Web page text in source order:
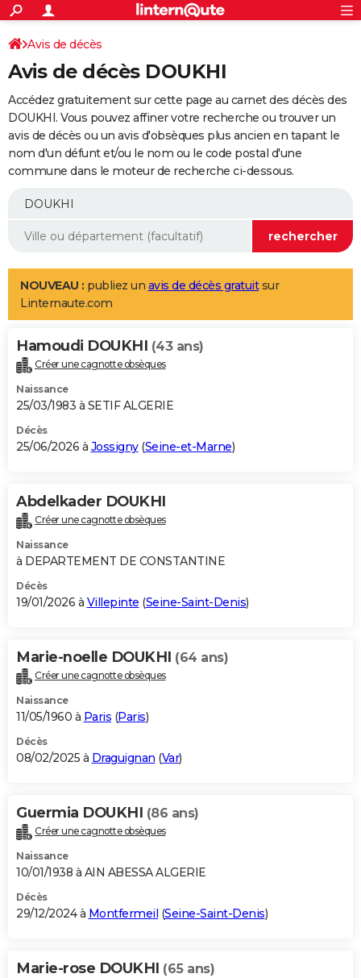
ACTUALITÉS
Politique
Société
Faits Divers
Education
Monde
Villes
+
SPORT
Coupe du monde 2026
Football
Tennis
Cyclisme
Rugby
Forum
Programme TV
TNT
Streaming
Cinéma
Sorties cinéma
Musique
+
FINANCE
Retraite
Epargne
Immobilier
Risques naturels par ville
Banque
Assurance
AUTO
Essais
Réserver un essai
Citadines
Berlines
SUV
Forum auto
+
Mobiles
Meilleur smartphone
Internet
Ordinateurs
Jeux vidéo
Guide high-tech
Aménagement intérieur
LIFESTYLE
Art de vivre
Bien-être
Loisirs
Mode
Modes de vie
Alimentation
Guide de la santé
Maladies
Médicaments
Sommeil
VOYAGE
Destinations
City break
Voyage nature
Voyage de noces
Forum
Climat
+PHOTO
GUIDES D'ACHAT
BONS PLANS
Carte de Noël
Carte Bonne année
Carte Saint-Valentin
Carte Pâques
Carte d'anniversaire
DICTIONNAIRE
Dictionnaire
Biographies
Citations
Expressions
Proverbes
PROGRAMME TV
S'inscrire
Se connecter
Lycées
Collèges
Primaires
Universités
Entreprises
Service militaire
Avis de recherche
AVIS DE DÉCÈS
Bricolage
Lifestyle
Culture
Sport
Auto
Television
Voyage
Cinema
Avis de décès
Avis de décès DOUKHI
Accédez gratuitement sur cette page au carnet des décès des
DOUKHI. Vous pouvez affiner votre recherche ou trouver un
avis de décès ou un avis d'obsèques plus ancien en tapant le
nom d'un défunt et/ou le nom ou le code postal d'une
commune dans le moteur de recherche ci-dessous.
NOUVEAU : publiez un avis de décès gratuitsur
Linternaute.com
Hamoudi DOUKHI (43 ans)
Créer une cagnotte obsèques
Naissance
25/03/1983 à SETIF ALGERIE
Décès
25/06/2026 à Jossigny(Seine-et-Marne)
Abdelkader DOUKHI
Créer une cagnotte obsèques
Naissance
à DEPARTEMENT DE CONSTANTINE
Décès
19/01/2026 à Villepinte (Seine-Saint-Denis)
Marie-noelle DOUKHI (64 ans)
Créer une cagnotte obsèques
Naissance
11/05/1960 à Paris (Paris)
Décès
08/02/2025 à Draguignan (Var)
Guermia DOUKHI (86 ans)
Créer une cagnotte obsèques
Naissance
10/01/1938 à AIN ABESSA ALGERIE
Décès
29/12/2024 à Montfermeil (Seine-Saint-Denis)
Marie-rose DOUKHI (65 ans)